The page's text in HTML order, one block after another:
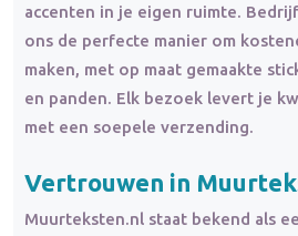
accenten in je eigen ruimte.
ons de perfecte manier om
maken, met op maat gemaakte
en panden. Elk bezoek levert je
met een soepele verzending.
Vertrouwen in
Muurteksten.nl staat bekend als